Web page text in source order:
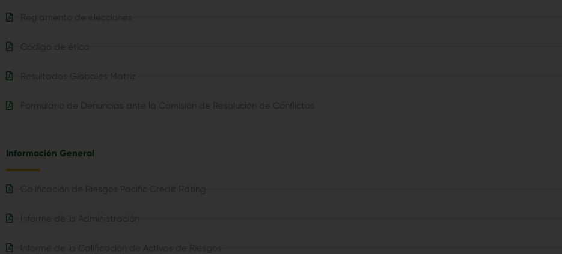
Reglamento de elecciones
Código de ética
Resultados Globales Matriz
Formulario de Denuncias ante la Comisión de Resolución de Conflictos
Información General​
Calificación de Riesgos Pacific Credit Rating
Informe de la Administración
Informe de la Calificación de Activos de Riesgos